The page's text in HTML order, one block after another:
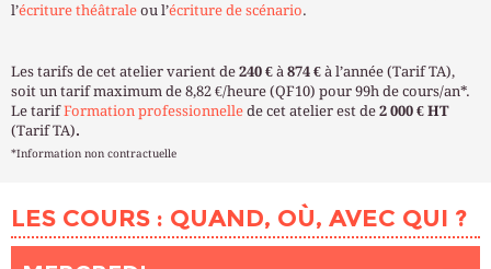
l’écriture théâtrale ou l’écriture de scénario.
Les tarifs de cet atelier varient de 240 € à 874 € à l’année (Tarif TA),
soit un tarif maximum de 8,82 €/heure (QF10) pour 99h de cours/an*.
Le tarifFormation professionnelle de cet atelier est de 2 000 € HT
(Tarif TA).
*Information non contractuelle
LES COURS : QUAND, OÙ, AVEC QUI ?